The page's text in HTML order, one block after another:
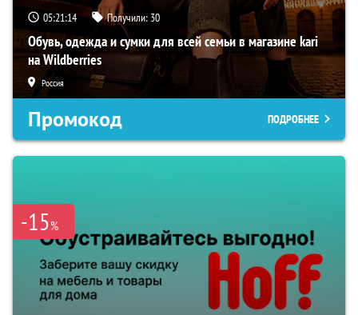
05:21:13 Получили: 30
Обувь, одежда и сумки для всей семьи в магазине kari
на Wildberries
Россия
Промокод ПОДРОБНЕЕ
-15%